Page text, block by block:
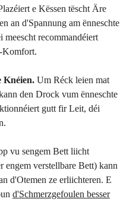
e Këssen tëscht Äre
an d'Spannung am ënneschte
meescht recommandéiert
Komfort.
Knéien. Um Réck leien mat
den Drock vum ënneschte
gutt fir Leit, déi
vu sengem Bett liicht
engem verstellbare Bett) kann
d'Otemen ze erliichteren. E
d'Schmerzgefoulen besser